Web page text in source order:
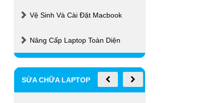
Vệ Sinh Và Cài Đặt Macbook
Nâng Cấp Laptop Toàn Diện
SỬA CHỮA LAPTOP